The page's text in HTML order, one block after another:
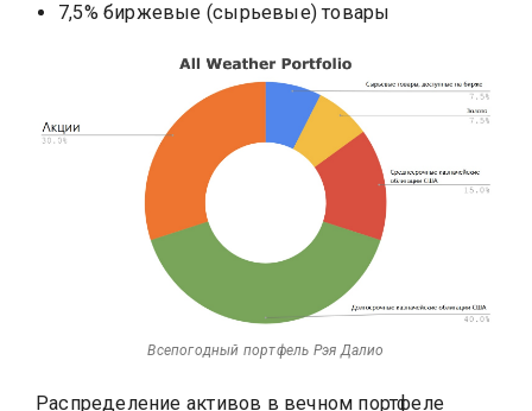
7,5% биржевые (сырьевые) товары
Всепогодный портфель Рэя Далио
Распределение активов в вечном портфеле